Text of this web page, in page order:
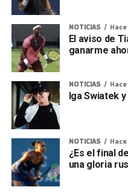
NOTICIAS
El aviso de
ganarme
NOTICIAS
Iga Swiatek
NOTICIAS
¿Es el final
una gloria